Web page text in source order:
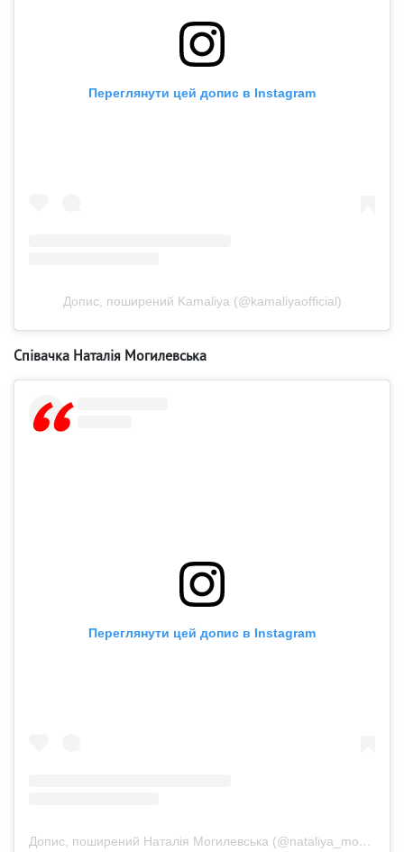
Переглянути цей допис в Instagram
Допис, поширений Kamaliya (@kamaliyaofficial)
Співачка Наталія Могилевська
Переглянути цей допис в Instagram
Допис, поширений Наталія Могилевська (@nataliya_mogilevskaya)